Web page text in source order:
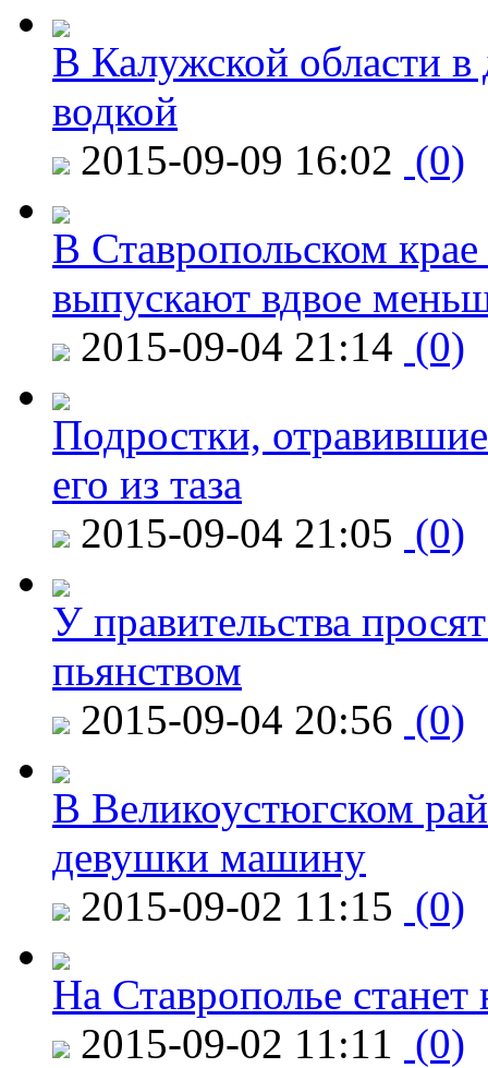
В Калужской области в
водкой
2015-09-09 16:02 (0)
В Ставропольском
выпускают вдвое
2015-09-04 21:14 (0)
Подростки,
его из таза
2015-09-04 21:05 (0)
У правительства
пьянством
2015-09-04 20:56 (0)
В Великоустюгском
девушки машину
2015-09-02 11:15 (0)
На Ставрополье
2015-09-02 11:11 (0)